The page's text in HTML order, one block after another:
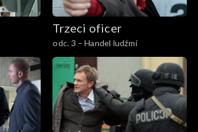
Trzeci oficer
odc. 3 – Handel ludźmi